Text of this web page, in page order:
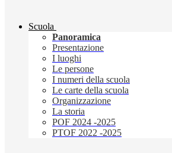
Scuola
Panoramica
Presentazione
I luoghi
Le persone
I numeri della scuola
Le carte della scuola
Organizzazione
La storia
POF 2024 -2025
PTOF 2022 -2025